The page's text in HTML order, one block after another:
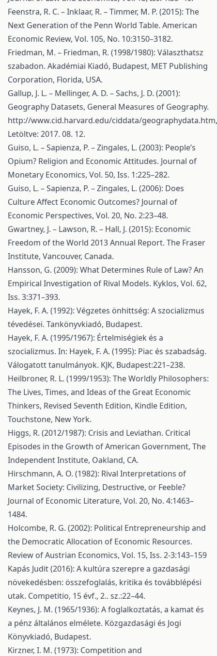
Feenstra, R. C. – Inklaar, R. – Timmer, M. P. (2015): The
Next Generation of the Penn World Table. American
Economic Review, Vol. 105, No. 10:3150–3182.
Friedman, M. – Friedman, R. (1998/1980): Választhatsz
szabadon. Akadémiai Kiadó, Budapest, MET Publishing
Corporation, Florida, USA.
Gallup, J. L. – Mellinger, A. D. – Sachs, J. D. (2001):
Geography Datasets, General Measures of Geography.
http://www.cid.harvard.edu/ciddata/geographydata.htm,
Letöltve: 2017. 08. 12.
Guiso, L. – Sapienza, P. – Zingales, L. (2003): People’s
Opium? Religion and Economic Attitudes. Journal of
Monetary Economics, Vol. 50, Iss. 1:225–282.
Guiso, L. – Sapienza, P. – Zingales, L. (2006): Does
Culture Affect Economic Outcomes? Journal of
Economic Perspectives, Vol. 20, No. 2:23–48.
Gwartney, J. – Lawson, R. – Hall, J. (2015): Economic
Freedom of the World 2013 Annual Report. The Fraser
Institute, Vancouver, Canada.
Hansson, G. (2009): What Determines Rule of Law? An
Empirical Investigation of Rival Models. Kyklos, Vol. 62,
Iss. 3:371–393.
Hayek, F. A. (1992): Végzetes önhittség: A szocializmus
tévedései. Tankönyvkiadó, Budapest.
Hayek, F. A. (1995/1967): Értelmiségiek és a
szocializmus. In: Hayek, F. A. (1995): Piac és szabadság.
Válogatott tanulmányok. KJK, Budapest:221–238.
Heilbroner, R. L. (1999/1953): The Worldly Philosophers:
The Lives, Times, and Ideas of the Great Economic
Thinkers, Revised Seventh Edition, Kindle Edition,
Touchstone, New York.
Higgs, R. (2012/1987): Crisis and Leviathan. Critical
Episodes in the Growth of American Government, The
Independent Institute, Oakland, CA.
Hirschmann, A. O. (1982): Rival Interpretations of
Market Society: Civilizing, Destructive, or Feeble?
Journal of Economic Literature, Vol. 20, No. 4:1463–
1484.
Holcombe, R. G. (2002): Political Entrepreneurship and
the Democratic Allocation of Economic Resources.
Review of Austrian Economics, Vol. 15, Iss. 2-3:143–159
Kapás Judit (2016): A kultúra szerepre a gazdasági
növekedésben: összefoglalás, kritika és továbblépési
utak. Competitio, 15 évf., 2.. sz.:22–44.
Keynes, J. M. (1965/1936): A foglalkoztatás, a kamat és
a pénz általános elmélete. Közgazdasági és Jogi
Könyvkiadó, Budapest.
Kirzner, I. M. (1973): Competition and